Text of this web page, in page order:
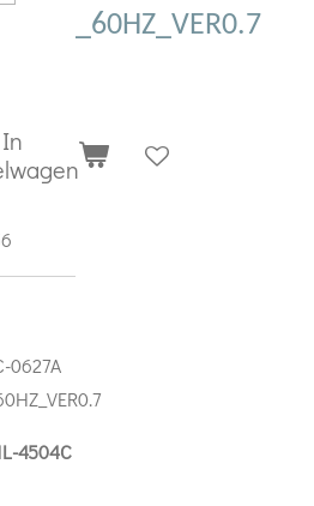
_60HZ_VER0.7
In
0627A
4504C